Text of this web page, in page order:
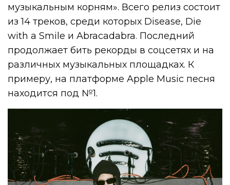
музыкальным корням». Всего релиз состоит
из 14 треков, среди которых Disease, Die
with a Smile и Abracadabra. Последний
продолжает бить рекорды в соцсетях и на
различных музыкальных площадках. К
примеру, на платформе Apple Music песня
находится под №1.